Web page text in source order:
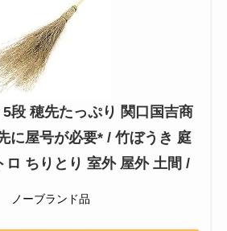
段 穂先たっぷり 関口国吉商
に屋号が必要* / 竹ぼうき 庭
ロ ちりとり 室外 屋外 土間 /
ノーブランド品